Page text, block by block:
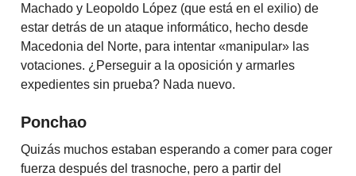
Machado y Leopoldo López (que está en el exilio) de
estar detrás de un ataque informático, hecho desde
Macedonia del Norte, para intentar «manipular» las
votaciones. ¿Perseguir a la oposición y armarles
expedientes sin prueba? Nada nuevo.
Ponchao
Quizás muchos estaban esperando a comer para coger
fuerza después del trasnoche, pero a partir del